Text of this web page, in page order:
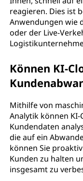
reagieren. Dies ist
Anwendungen wie
oder der Live-
Können KI-
Mithilfe von
Analytik können
Kundendaten
die auf ein
können Sie
Kunden zu halten
insgesamt zu